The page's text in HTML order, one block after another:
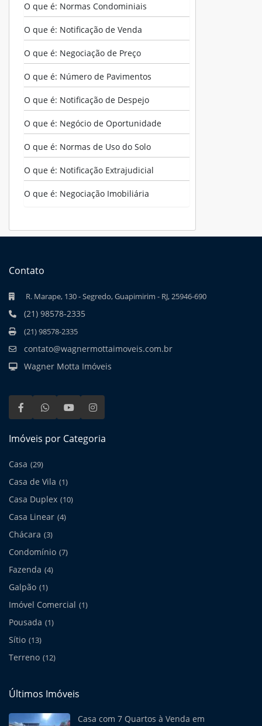
O que é: Normas Condominiais
O que é: Notificação de Venda
O que é: Negociação de Preço
O que é: Número de Pavimentos
O que é: Notificação de Despejo
O que é: Negócio de Oportunidade
O que é: Normas de Uso do Solo
O que é: Notificação Extrajudicial
O que é: Negociação Imobiliária
Contato
R. Marape, 130 - Segredo, Guapimirim - RJ, 25946-690
(21) 98578-2335
(21) 98578-2335
contato@wagnermottaimoveis.com.br
Wagner Motta Imóveis
Imóveis por Categoria
Casa (29)
Casa de Vila (1)
Casa Duplex (10)
Casa Linear (4)
Chácara (3)
Condomínio (7)
Fazenda (4)
Galpão (1)
Imóvel Comercial (1)
Pousada (1)
Sítio (13)
Terreno (12)
Últimos Imóveis
Casa com 7 Quartos à Venda em